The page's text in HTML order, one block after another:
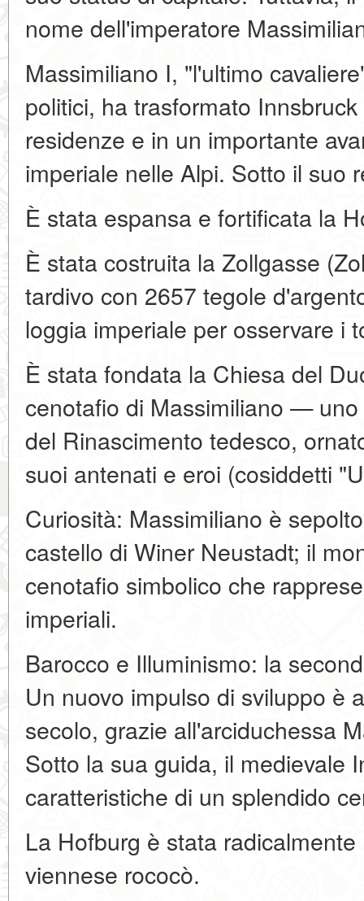
nome dell'imperatore
Massimiliano I, "l'ultimo
politici, ha trasformato
residenze e in un importante
imperiale nelle Alpi. Sotto il suo
È stata espansa e fortificata la
È stata costruita la Zollgasse
tardivo con 2657 tegole
loggia imperiale per osservare i
È stata fondata la Chiesa del
cenotafio di Massimiliano —
del Rinascimento tedesco,
suoi antenati e eroi (cosiddetti
Curiosità: Massimiliano è
castello di Winer Neustadt; il
cenotafio simbolico che
imperiali.
Barocco e Illuminismo: la
Un nuovo impulso di sviluppo è
secolo, grazie all'arciduchessa
Sotto la sua guida, il medievale
caratteristiche di un splendido
La Hofburg è stata
viennese rococò.